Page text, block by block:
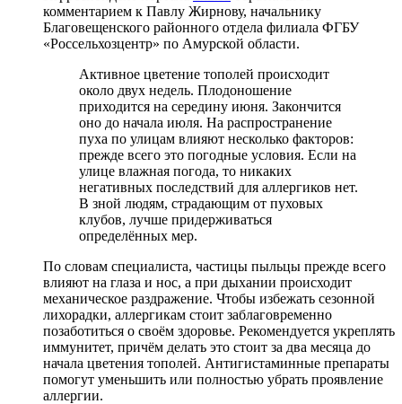
комментарием к Павлу Жирнову, начальнику
Благовещенского районного отдела филиала ФГБУ
«Россельхозцентр» по Амурской области.
Активное цветение тополей происходит
около двух недель. Плодоношение
приходится на середину июня. Закончится
оно до начала июля. На распространение
пуха по улицам влияют несколько факторов:
прежде всего это погодные условия. Если на
улице влажная погода, то никаких
негативных последствий для аллергиков нет.
В зной людям, страдающим от пуховых
клубов, лучше придерживаться
определённых мер.
По словам специалиста, частицы пыльцы прежде всего
влияют на глаза и нос, а при дыхании происходит
механическое раздражение. Чтобы избежать сезонной
лихорадки, аллергикам стоит заблаговременно
позаботиться о своём здоровье. Рекомендуется укреплять
иммунитет, причём делать это стоит за два месяца до
начала цветения тополей. Антигистаминные препараты
помогут уменьшить или полностью убрать проявление
аллергии.